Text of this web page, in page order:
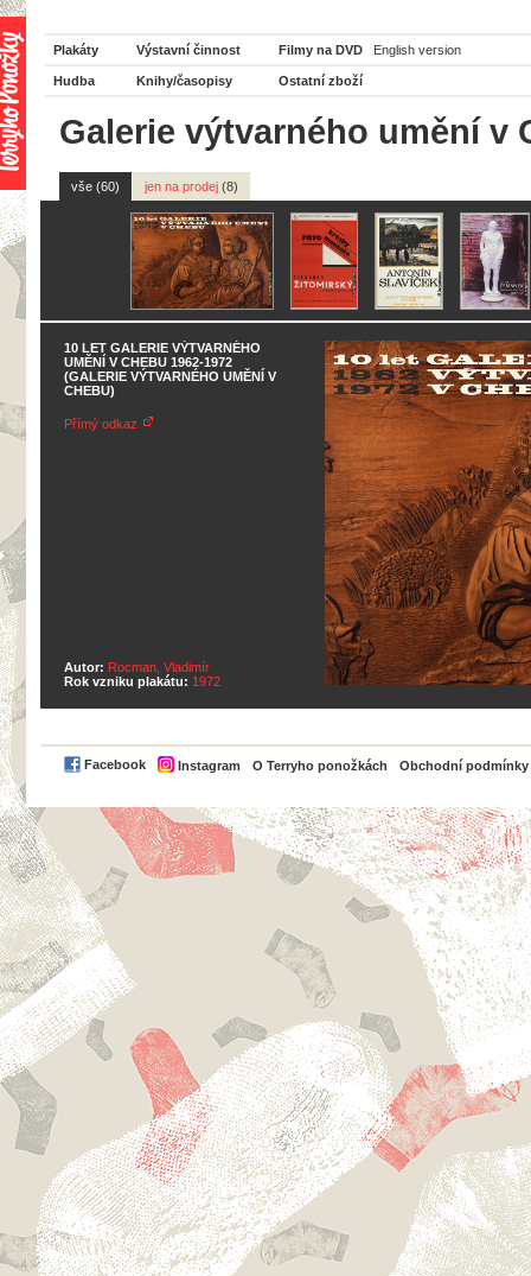
Plakáty Výstavní činnost Filmy na DVD English version
Hudba Knihy/časopisy Ostatní zboží
Galerie výtvarného umění v
vše (60) jen na prodej (8)
10 LET GALERIE VÝTVARNÉHO
UMĚNÍ V CHEBU 1962-1972
(GALERIE VÝTVARNÉHO UMĚNÍ V
CHEBU)
Přímý odkaz
Autor: Rocman, Vladimír
Rok vzniku plakátu: 1972
Facebook Instagram O Terryho ponožkách Obchodní podmínky
PayPal